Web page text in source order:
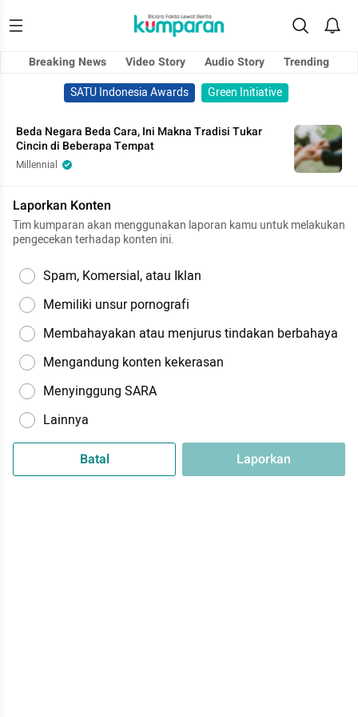
Breaking News Video Story Audio Story
Trending
SATU Indonesia Awards
Green Initiative
Beda Negara Beda Cara, Ini Makna Tradisi Tukar
Cincin di Beberapa Tempat
Millennial
Laporkan Konten
Tim kumparan akan menggunakan laporan kamu untuk melakukan
pengecekan terhadap konten ini.
Spam, Komersial, atau Iklan
Memiliki unsur pornografi
Membahayakan atau menjurus tindakan berbahaya
Mengandung konten kekerasan
Menyinggung SARA
Lainnya
Batal Laporkan